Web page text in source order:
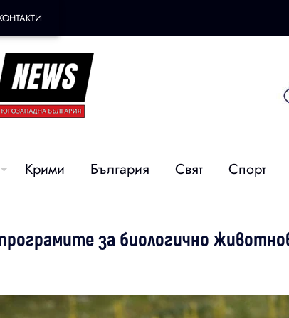
Крими България Свят Спорт
за биологично